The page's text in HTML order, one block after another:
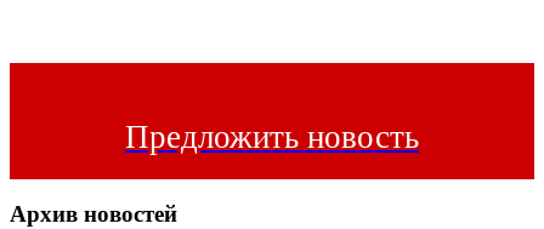
Предложить новость
Архив новостей